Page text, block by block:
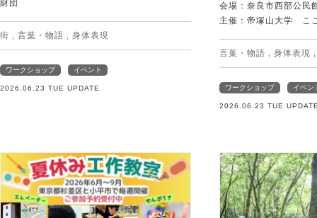
財団
街 言葉・物語 身体表現
ワークショップ イベント
2026.06.23 TUE UPDATE
会場：奈良市西部公民
主催：帝塚山大学 こ
言葉・物語 身体表現
ワークショップ イベン
2026.06.23 TUE